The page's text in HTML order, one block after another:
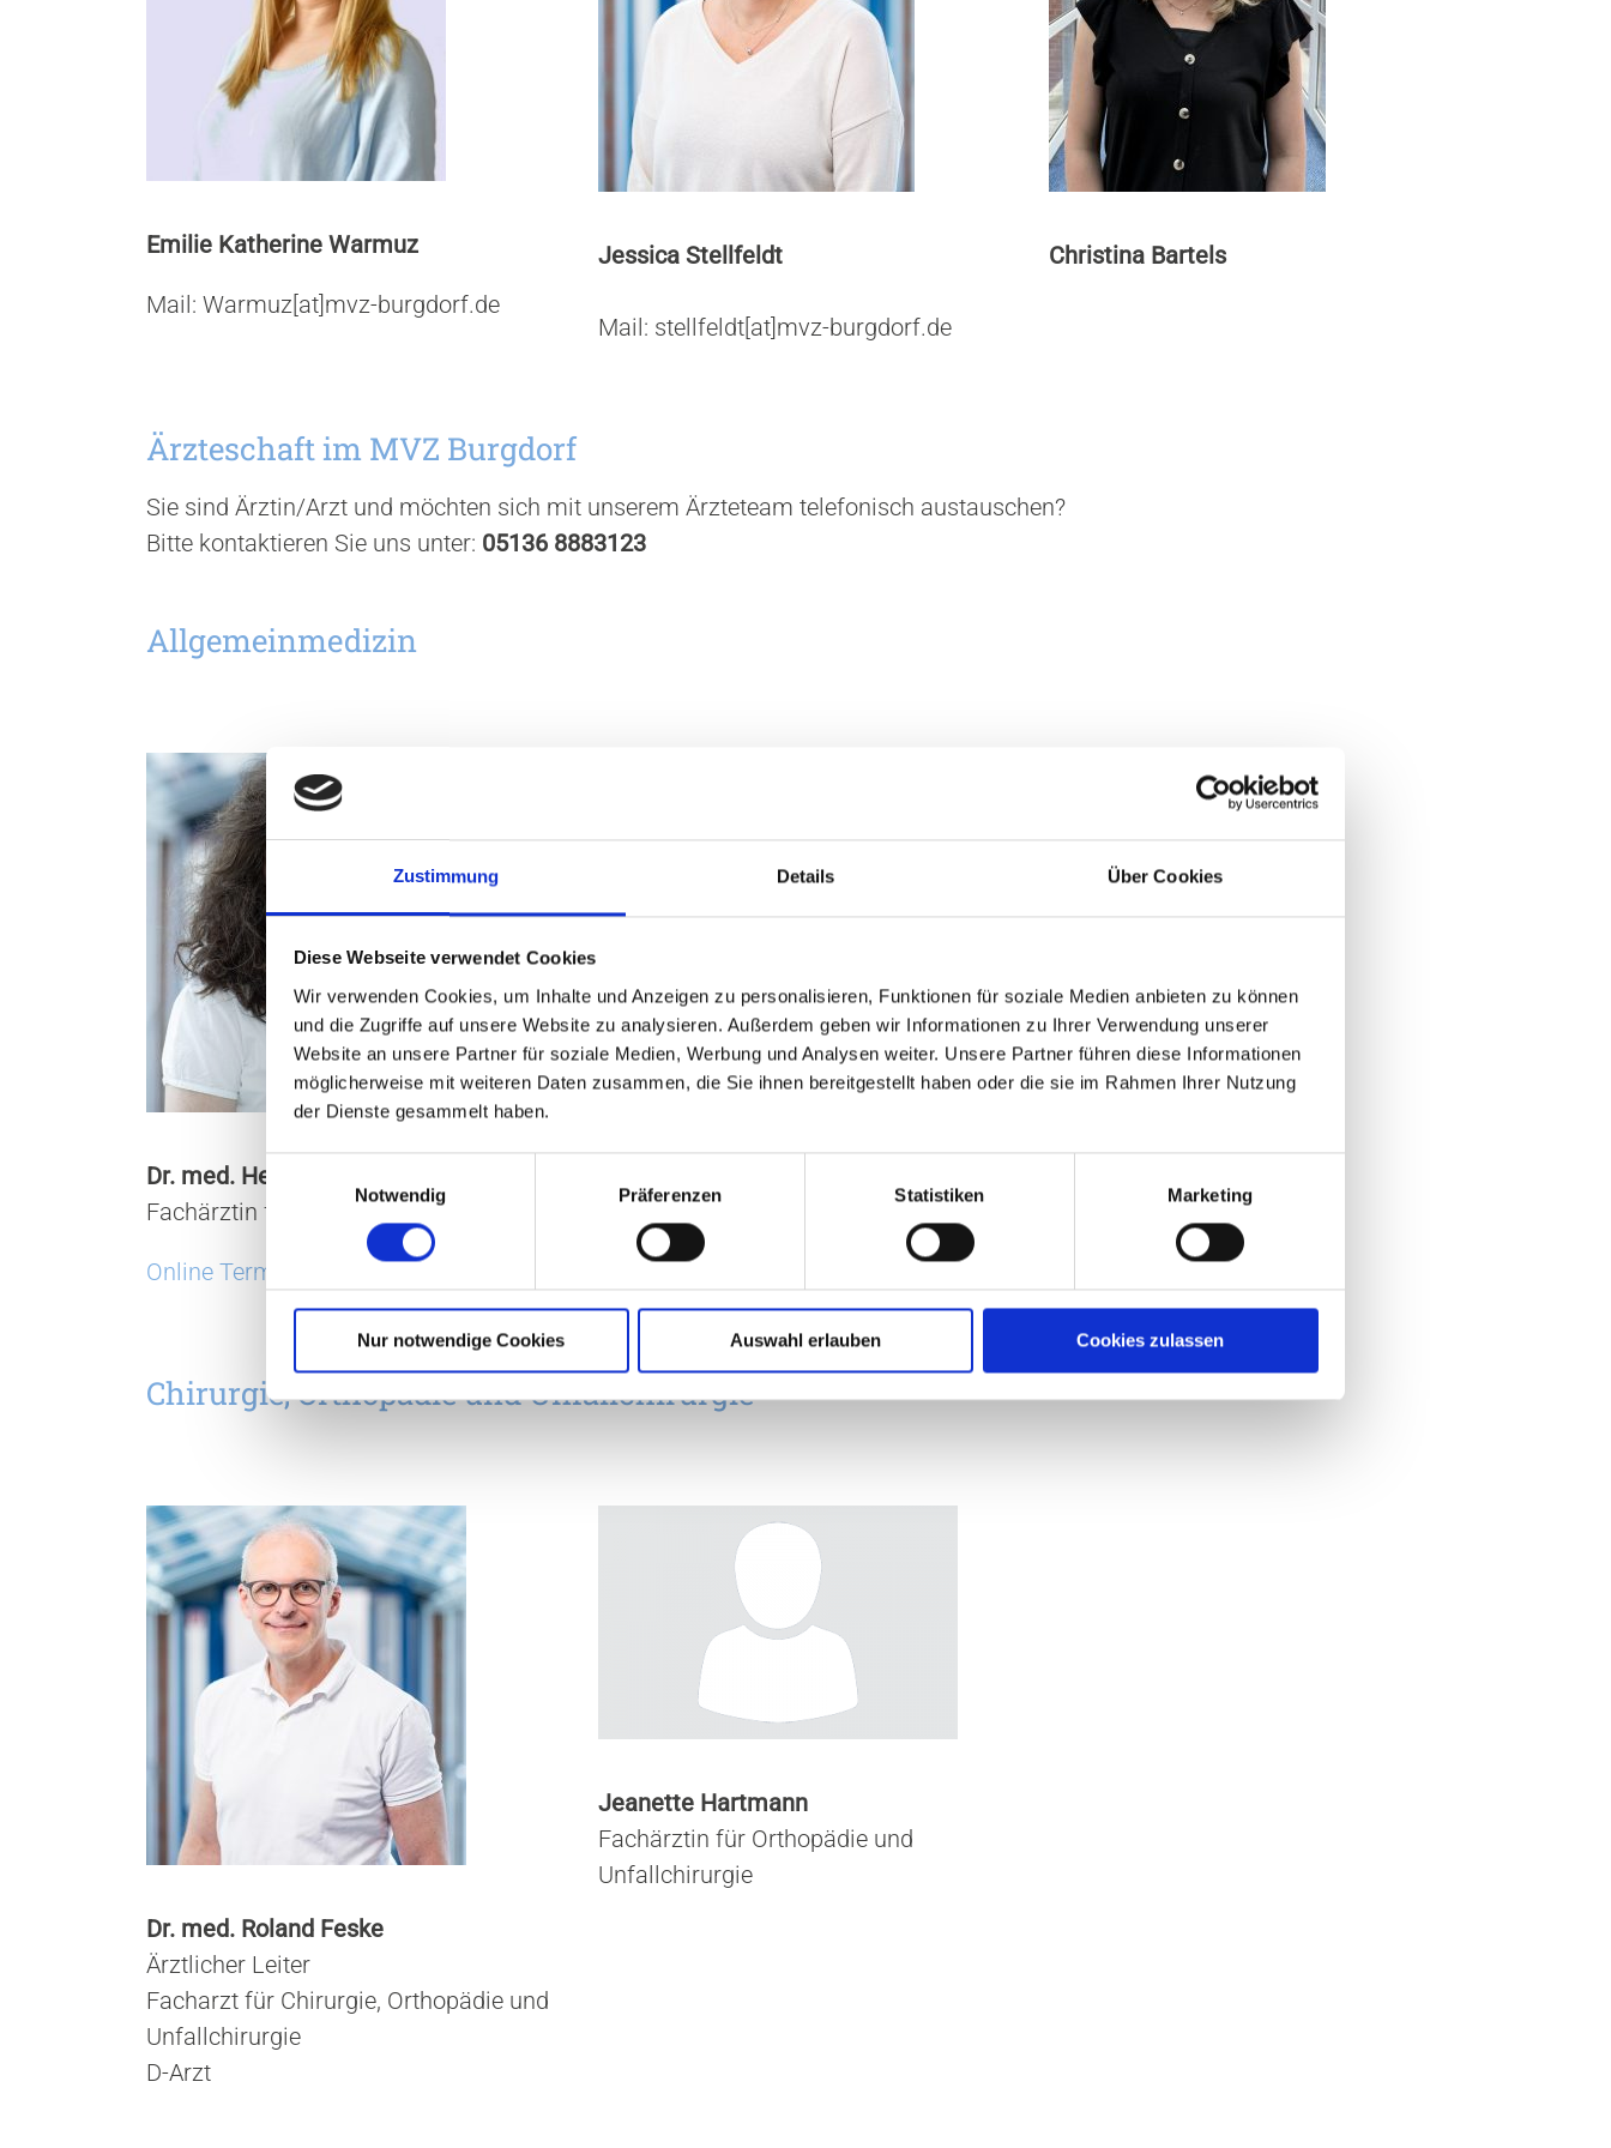
Zustimmung Details Über Cookies
Diese Webseite verwendet Cookies
Wir verwenden Cookies, um Inhalte und Anzeigen zu personalisieren, Funktionen für soziale Medien anbieten zu können
und die Zugriffe auf unsere Website zu analysieren. Außerdem geben wir Informationen zu Ihrer Verwendung unserer
Website an unsere Partner für soziale Medien, Werbung und Analysen weiter. Unsere Partner führen diese Informationen
möglicherweise mit weiteren Daten zusammen, die Sie ihnen bereitgestellt haben oder die sie im Rahmen Ihrer Nutzung
der Dienste gesammelt haben.
E
g
s
a
s
w
a
h
Notwendig Präferenzen Statistiken Marketing
Nur notwendige Cookies Auswahl erlauben Cookies zulassen
Emilie Katherine Warmuz
Mail: Warmuz[at]mvz-burgdorf.de
Jessica Stellfeldt
Mail: stellfeldt[at]mvz-burgdorf.de
Christina Bartels
Ärzteschaft im MVZ Burgdorf
Sie sind Ärztin/Arzt und möchten sich mit unserem Ärzteteam telefonisch austauschen?
Bitte kontaktieren Sie uns unter: 05136 8883123
Allgemeinmedizin
Dr. med. Helin Willeke-Peter
Fachärztin für Allgemeinmedizin
Online Termin vereinbaren
Chirurgie, Orthopädie und Unfallchirurgie
Dr. med. Roland Feske
Ärztlicher Leiter
Facharzt für Chirurgie, Orthopädie und
Unfallchirurgie
D-Arzt
Jeanette Hartmann
Fachärztin für Orthopädie und
Unfallchirurgie